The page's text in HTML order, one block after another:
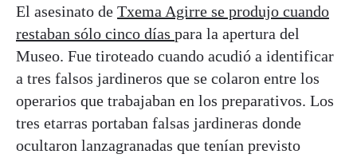
El asesinato de Txema Agirre se produjo cuando
restaban sólo cinco días para la apertura del
Museo. Fue tiroteado cuando acudió a identificar
a tres falsos jardineros que se colaron entre los
operarios que trabajaban en los preparativos. Los
tres etarras portaban falsas jardineras donde
ocultaron lanzagranadas que tenían previsto